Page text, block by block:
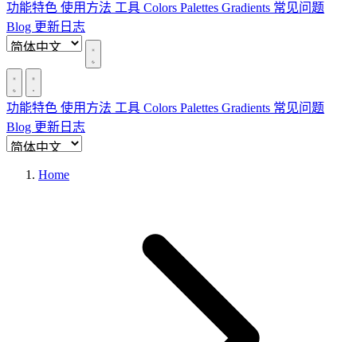
功能特色 使用方法 工具 Colors Palettes Gradients 常见问题
Blog 更新日志
功能特色 使用方法 工具 Colors Palettes Gradients 常见问题
Blog 更新日志
Home